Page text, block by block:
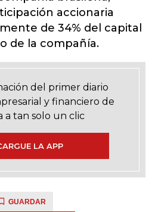
accionaria
de 34% del capital
de la compañía.
del primer diario
y financiero de
a tan solo un clic
LA APP
GUARDAR